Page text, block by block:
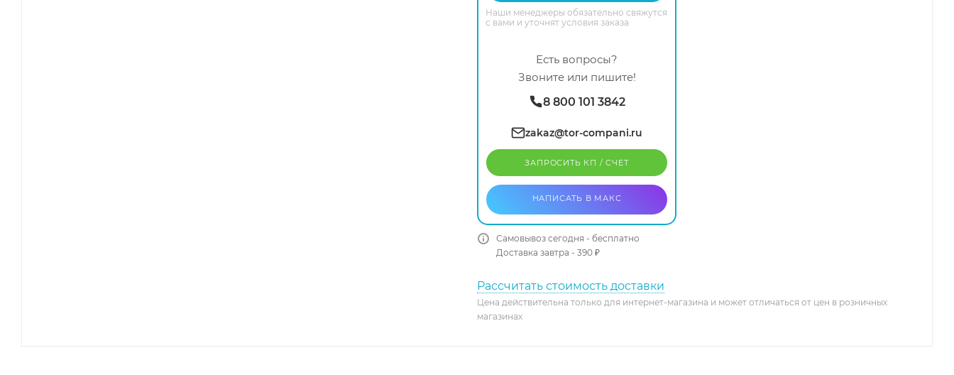
Наши менеджеры обязательно свяжутся
с вами и уточнят условия заказа
Есть вопросы?
Звоните или пишите!
8 800 101 3842
zakaz@tor-compani.ru
ЗАПРОСИТЬ КП / CЧЕТ
НАПИСАТЬ В МАКС
Самовывоз сегодня - бесплатно
Доставка завтра - 390 ₽
Рассчитать стоимость доставки
Цена действительна только для интернет-магазина и может отличаться от цен в розничных
магазинах